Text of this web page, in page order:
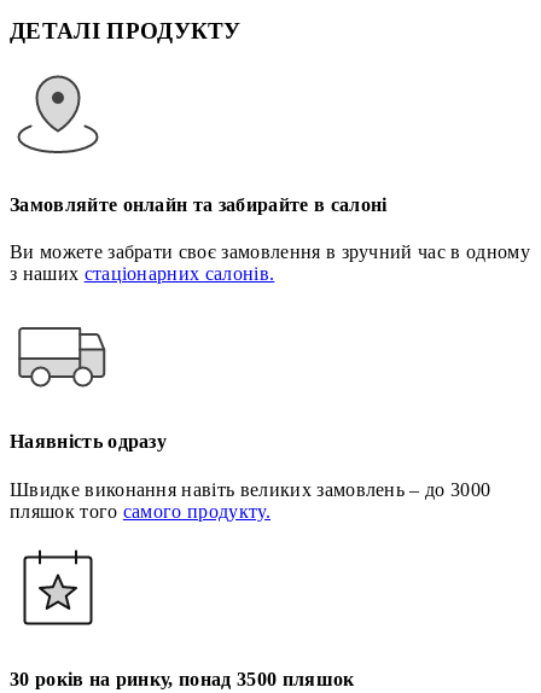
ДЕТАЛІ ПРОДУКТУ
Замовляйте онлайн та забирайте в салоні
Ви можете забрати своє замовлення в зручний час в одному
з наших стаціонарних салонів.
Наявність одразу
Швидке виконання навіть великих замовлень – до 3000
пляшок того самого продукту.
30 років на ринку, понад 3500 пляшок